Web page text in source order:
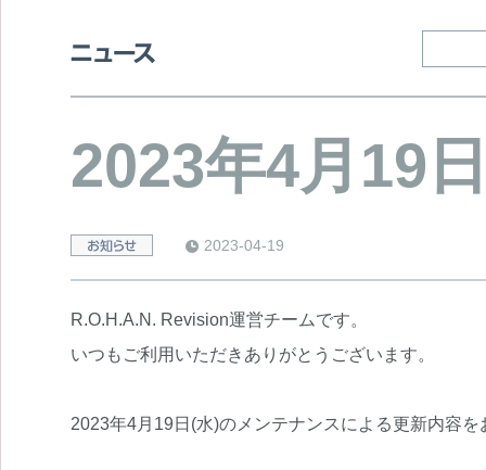
2023年4月19
2023-04-19
R.O.H.A.N. Revision運営チームです。
いつもご利用いただきありがとうございます。
2023年4月19日(水)のメンテナンスによる更新内容